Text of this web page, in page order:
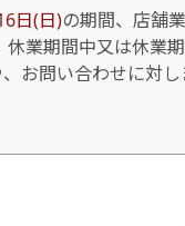
日(日)の期間、店舗
業期間中又は休業
お問い合わせに対